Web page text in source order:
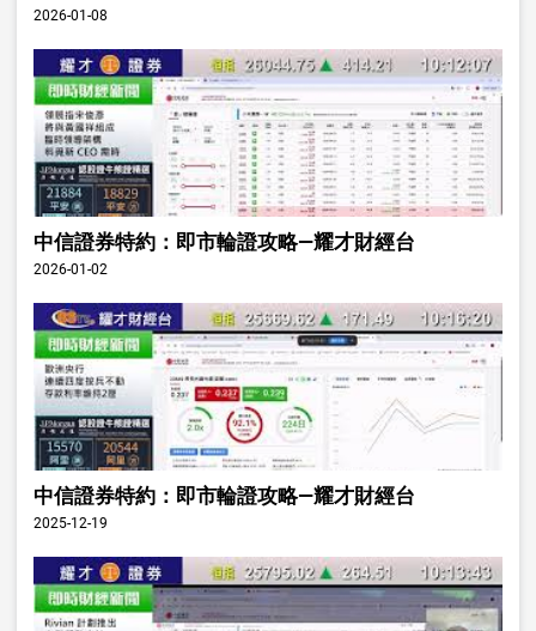
2026-01-08
中信證券特約：即市輪證攻略—耀才財經台
2026-01-02
中信證券特約：即市輪證攻略—耀才財經台
2025-12-19